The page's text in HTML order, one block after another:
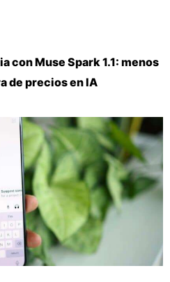
con Muse Spark 1.1: menos
de precios en IA